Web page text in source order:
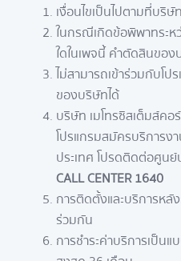
เงื่อนไขเป็นไปตามที่บริ
ในกรณีเกิดข้อพิพาทระห
ใดในเพจนี้ คำตัดสินขอ
ไม่สามารถเข้าร่วมกับโ
ของบริษัทได้
บริษัท เมโทรซิสเต็มส์ค
โปรแกรมสมัครบริการง
ประเทศ โปรดติดต่อศูน
CALL CENTER 1640
การติดตั้งและบริการหลั
ร่วมกัน
การชำระค่าบริการเป็นแ